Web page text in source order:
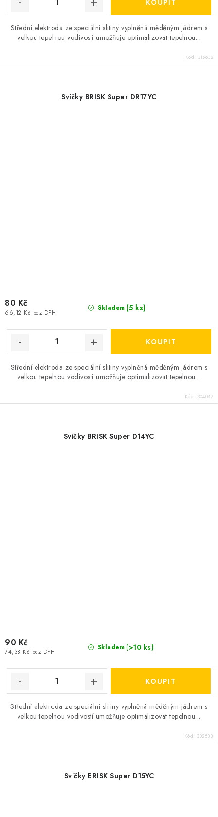
Střední elektroda ze speciální slitiny vyplněná měděným jádrem s
velkou tepelnou vodivostí umožňuje optimalizovat tepelnou...
Kód: 315632
Svíčky BRISK Super DR17YC
Skladem (5 ks)
66,12 Kč bez DPH
80 Kč
Střední elektroda ze speciální slitiny vyplněná měděným jádrem s
velkou tepelnou vodivostí umožňuje optimalizovat tepelnou...
Kód: 304087
Svíčky BRISK Super D14YC
Skladem (>10 ks)
74,38 Kč bez DPH
90 Kč
Střední elektroda ze speciální slitiny vyplněná měděným jádrem s
velkou tepelnou vodivostí umožňuje optimalizovat tepelnou...
Kód: 302533
Svíčky BRISK Super D15YC